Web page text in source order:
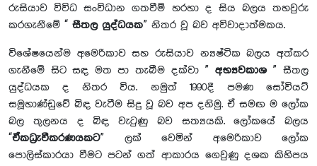
රුසියාව විවිධ සංවිධාන ගතවීම් හරහා ද සිය බලය තහවුරු
කරගැනීමේ “ සීතල යුද්ධයක” නිතර වූ බව අවිවාදාත්මකය.
විශේෂයෙන්ම අමෙරිකාව සහ රුසියාව න්‍යෂ්ටික බලය අත්කර
ගැනීමේ සිට සඳ මත පා තැබීම දක්වා ” අභ්‍යවකාශ ” සීතල
යුද්ධයක ද නිතර විය. නමුත් 1990දී පමණ සෝවියට්
සමූහාණ්ඩුවේ බිඳ වැටීම සිදු වූ බව අප දනිමු. ඒ සමඟ ම ලෝක
බල තුලනය ද බිඳ වැටුණු බව සත්‍යයකි. ලෝකයේ බලය
“ඒකධ්‍රැවීකරණයකට” ලක් වෙමින් අමෙරිකාව ලෝක
පොලිස්කාරයා වීමට පටන් ගත් ආකාරය ගෙවුණු දශක කිහිපය